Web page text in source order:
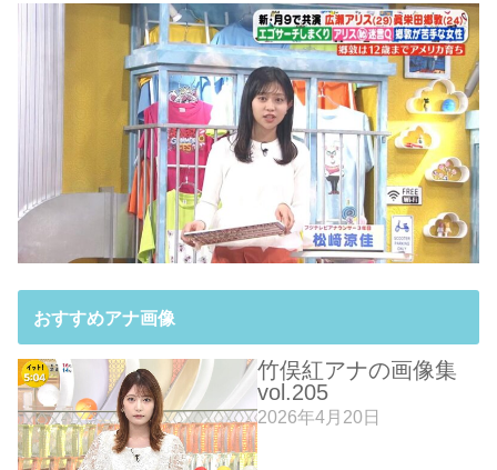
おすすめアナ画像
竹俣紅アナの画像集
vol.205
2026年4月20日